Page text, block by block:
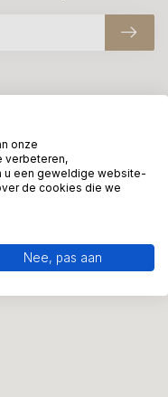
advies, bel of app
onze
verbeteren,
u een geweldige website-
de cookies die we
Nee, pas aan